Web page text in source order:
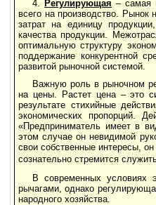
4.
Регулирующая – самая
всего на производство. Рынок
затрат на единицу
качества продукции.
оптимальную структуру
поддержание конкурентной
развитой рыночной системой.
Важную роль в рыночном
на цены. Растет цена – это
результате стихийные
экономических пропорций.
«Предприниматель имеет в
этом случае он невидимой
свои собственные интересы,
сознательно стремится
В современных условиях
рычагами, однако
народного хозяйства.